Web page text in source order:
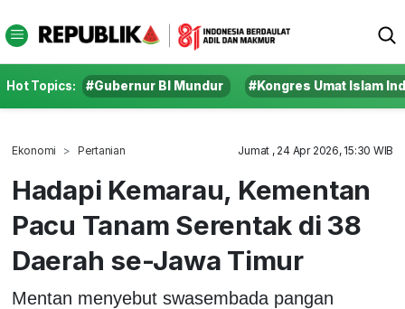
Hot Topics: #Gubernur BI Mundur #Kongres Umat Islam
Ekonomi Pertanian Jumat , 24 Apr 2026, 15:30 WIB
Hadapi Kemarau, Kementan
Pacu Tanam Serentak di 38
Daerah se-Jawa Timur
Mentan menyebut swasembada pangan